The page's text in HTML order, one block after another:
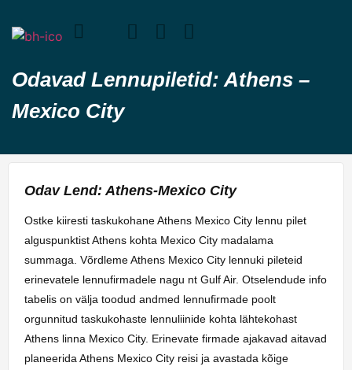
Odavad Lennupiletid: Athens –
Mexico City
Odav Lend: Athens-Mexico City
Ostke kiiresti taskukohane Athens Mexico City lennu pilet
alguspunktist Athens kohta Mexico City madalama
summaga. Võrdleme Athens Mexico City lennuki pileteid
erinevatele lennufirmadele nagu nt Gulf Air. Otselendude info
tabelis on välja toodud andmed lennufirmade poolt
orgunnitud taskukohaste lennuliinide kohta lähtekohast
Athens linna Mexico City. Erinevate firmade ajakavad aitavad
planeerida Athens Mexico City reisi ja avastada kõige